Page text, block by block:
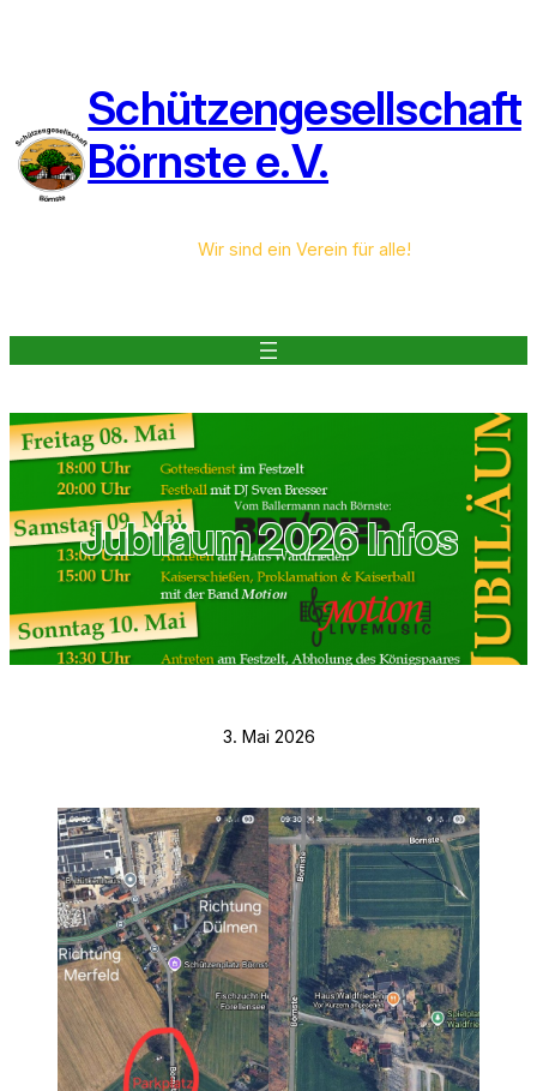
Schützengesellschaft
Börnste e.V.
Wir sind ein Verein für alle!
Jubiläum 2026 Infos
3. Mai 2026